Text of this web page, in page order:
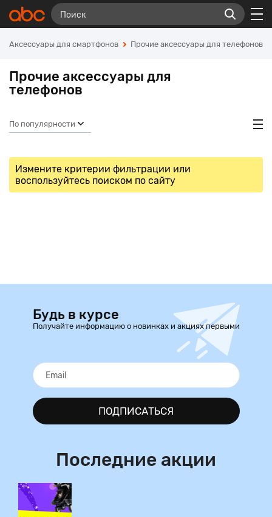
Аксессуары для смартфонов Прочие аксессуары для телефонов
Прочие аксессуары для
телефонов
По популярности
Измените критерии фильтрации или
воспользуйтесь поиском по сайту
Будь в курсе
Получайте информацию о новинках и акциях первыми
ПОДПИСАТЬСЯ
Последние акции